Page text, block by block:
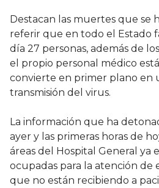
Destacan las muertes que se
referir que en todo el Estado
día 27 personas, además de
el propio personal médico
convierte en primer plano en
transmisión del virus.
La información que ha
ayer y las primeras horas de
áreas del Hospital General ya
ocupadas para la atención de
que no están recibiendo a